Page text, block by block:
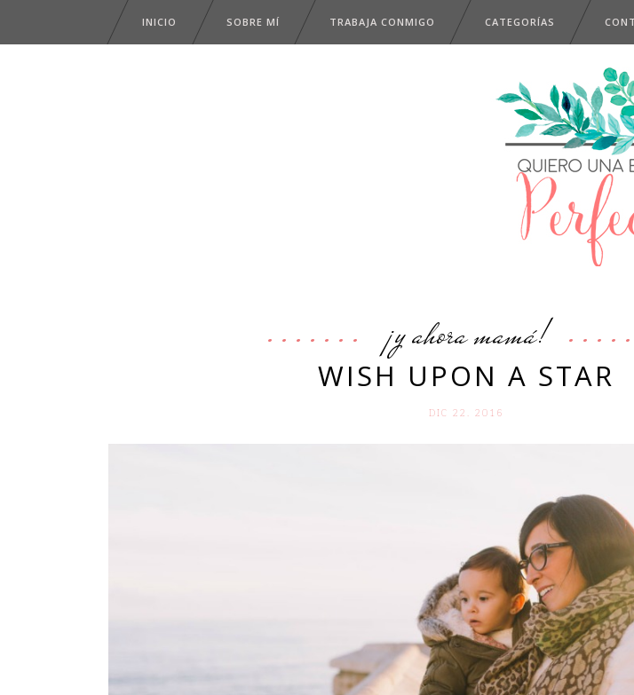
INICIO SOBRE MÍ TRABAJA CONMIGO CATEGORÍAS
¡y ahora mamá!
WISH UPON A STAR
DIC 22. 2016